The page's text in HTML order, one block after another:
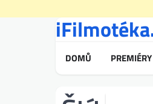
DOMŮ